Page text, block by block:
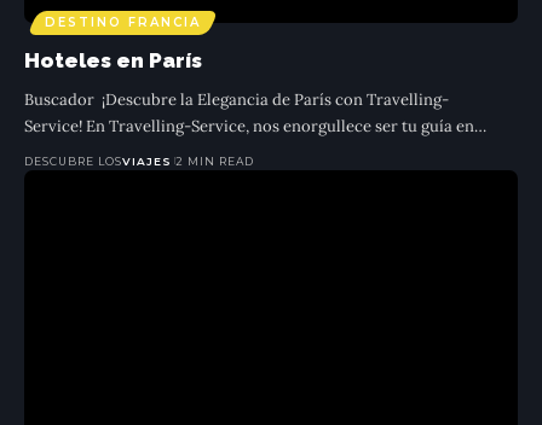
DESCUBRE LOS
Buscador ¡Descubre la Elegancia de París con Travelling-
Service! En Travelling-Service, nos enorgullece ser tu guía en la
DESTINO FRANCIA
Hoteles en París
Buscador ¡Descubre la Elegancia de París con Travelling-
Service! En Travelling-Service, nos enorgullece ser tu guía en…
DESCUBRE LOSVIAJES 2 MIN READ